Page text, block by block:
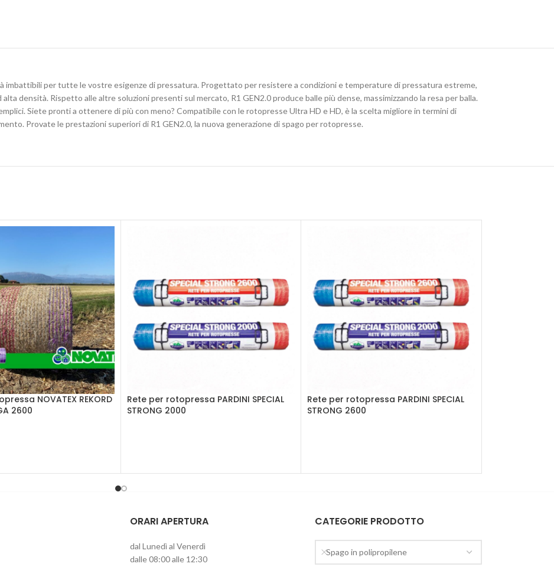
imbattibili per tutte le vostre esigenze di pressatura. Progettato per resistere a condizioni e temperature di pressatura estreme,
densità. Rispetto alle altre soluzioni presenti sul mercato, R1 GEN2.0 produce balle più dense, massimizzando la resa per balla.
Siete pronti a ottenere di più con meno? Compatibile con le rotopresse Ultra HD e HD, è la scelta migliore in termini di
Provate le prestazioni superiori di R1 GEN2.0, la nuova generazione di spago per rotopresse.
NOVATEX REKORD
2600
Rete per rotopressa PARDINI SPECIAL
STRONG 2000
Rete per rotopressa PARDINI SPECIAL
STRONG 2600
ORARI APERTURA
dal Lunedì al Venerdì
dalle 08:00 alle 12:30
CATEGORIE PRODOTTO
Spago in polipropilene